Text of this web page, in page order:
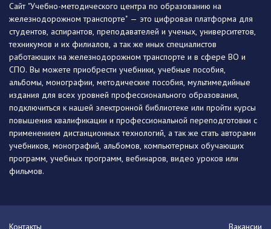
Сайт "Учебно-методического центра по образованию на
железнодорожном транспорте" — это цифровая платформа для
студентов, аспирантов, преподавателей и ученых, университетов,
техникумов и их филиалов, а так же иных специалистов
работающих на железнодорожном транспорте и в сфере ВО и
СПО. Вы можете приобрести учебники, учебные пособия,
альбомы, монографии, методические пособия, мультимедийные
издания для всех уровней профессионального образования,
подключиться к нашей электронной библиотеке или пройти курсы
повышения квалификации и профессиональной переподготовки с
применением дистанционных технологий, а так же стать авторами
учебников, монографий, альбомов, компьютерных обучающих
программ, учебных программ, вебинаров, видео уроков или
фильмов.
Контакты
Вакансии